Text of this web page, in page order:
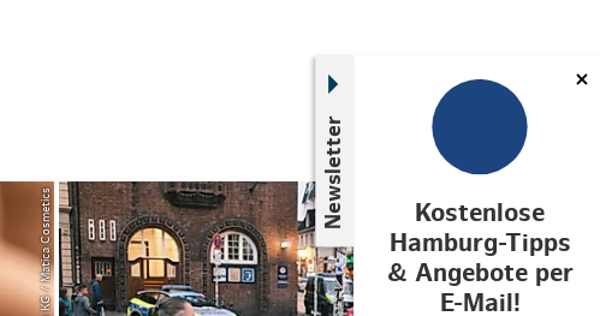
Newsletter
Kostenlose
Hamburg-Tipps
& Angebote per
E-Mail!
© St. Pauli Office